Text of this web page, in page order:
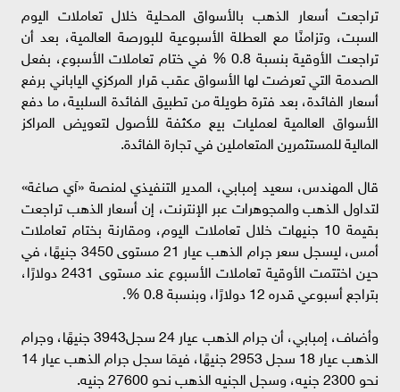
تراجعت أسعار الذهب بالأسواق المحلية خلال تعاملات اليوم
السبت، وتزامنًا مع العطلة الأسبوعية للبورصة العالمية، بعد أن
تراجعت الأوقية بنسبة 0.8 % في ختام تعاملات الأسبوع، بفعل
الصدمة التي تعرضت لها الأسواق عقب قرار المركزي الياباني برفع
أسعار الفائدة، بعد فترة طويلة من تطبيق الفائدة السلبية، ما دفع
الأسواق العالمية لعمليات بيع مكثفة للأصول لتعويض المراكز
المالية للمستثمرين المتعاملين في تجارة الفائدة.
قال المهندس، سعيد إمبابي، المدير التنفيذي لمنصة «آي صاغة»
لتداول الذهب والمجوهرات عبر الإنترنت، إن أسعار الذهب تراجعت
بقيمة 10 جنيهات خلال تعاملات اليوم، ومقارنة بختام تعاملات
أمس، ليسجل سعر جرام الذهب عيار 21 مستوى 3450 جنيهًا، في
حين اختتمت الأوقية تعاملات الأسبوع عند مستوى 2431 دولارًا،
بتراجع أسبوعي قدره 12 دولارًا، وبنسبة 0.8 %.
وأضاف، إمبابي، أن جرام الذهب عيار 24 سجل3943 جنيهًا، وجرام
الذهب عيار 18 سجل 2953 جنيهًا، فيمَا سجل جرام الذهب عيار 14
نحو 2300 جنيه، وسجل الجنيه الذهب نحو 27600 جنيه.